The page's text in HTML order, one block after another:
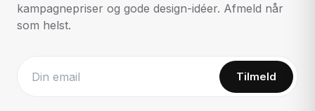
kampagnepriser og gode design-idéer. Afmeld når
som helst.
Tilmeld